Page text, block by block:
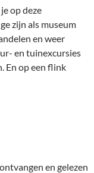
op deze
zijn als museum
en weer
en tuinexcursies
En op een flink
en gelezen